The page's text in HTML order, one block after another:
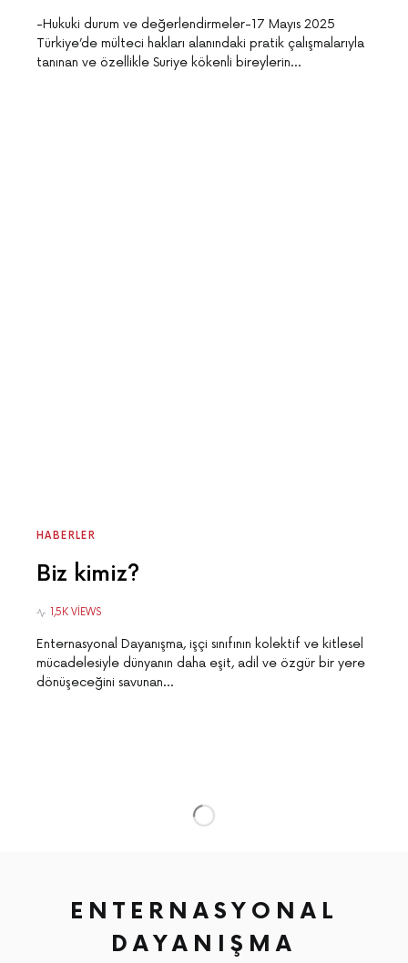
-Hukuki durum ve değerlendirmeler-17 Mayıs 2025
Türkiye’de mülteci hakları alanındaki pratik çalışmalarıyla
tanınan ve özellikle Suriye kökenli bireylerin…
HABERLER
Biz kimiz?
1,5K VIEWS
Enternasyonal Dayanışma, işçi sınıfının kolektif ve kitlesel
mücadelesiyle dünyanın daha eşit, adil ve özgür bir yere
dönüşeceğini savunan…
ENTERNASYONAL
DAYANIŞMA